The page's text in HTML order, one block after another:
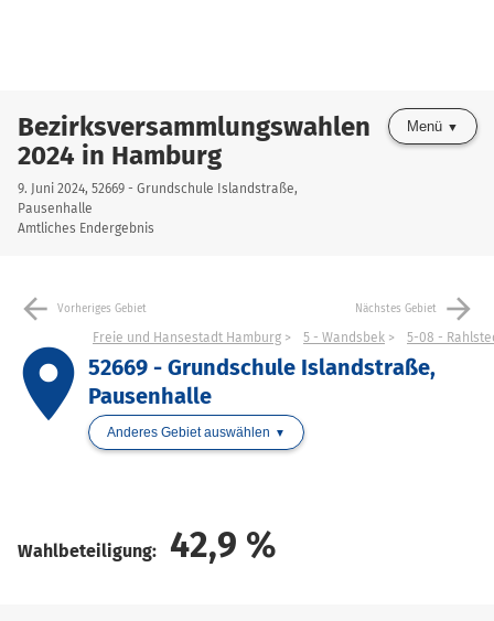
Bezirksversammlungswahlen
2024 in Hamburg
9. Juni 2024, 52669 - Grundschule Islandstraße,
Pausenhalle
Amtliches Endergebnis
Menü
arrow_back Vorheriges Gebiet Nächstes Gebiet arrow_forward
place
Freie und Hansestadt Hamburg 5 - Wandsbek 5-08 -
52669 - Grundschule Islandstraße,
Pausenhalle
Anderes Gebiet auswählen
Wahlbeteiligung: 42,9 %